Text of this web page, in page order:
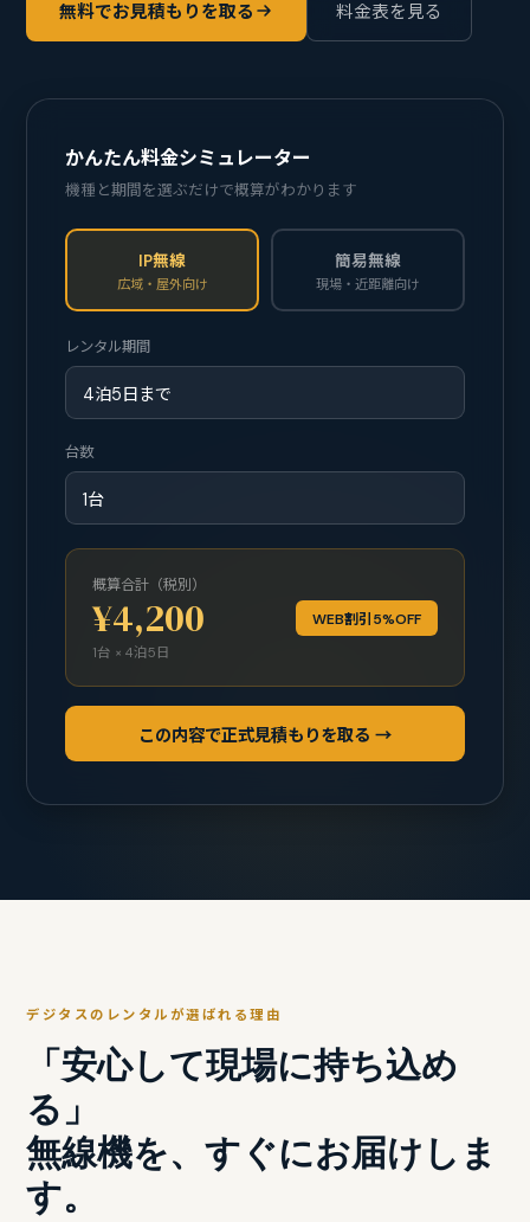
無料でお見積もりを取る 料金表を見る
かんたん料金シミュレーター
機種と期間を選ぶだけで概算がわかります
IP無線
広域・屋外向け
簡易無線
現場・近距離向け
レンタル期間
台数
概算合計（税別）
¥4,200
1台 × 4泊5日
WEB割引5%OFF
この内容で正式見積もりを取る →
デジタスのレンタルが選ばれる理由
「安心して現場に持ち込め
る」
無線機を、すぐにお届けしま
す。